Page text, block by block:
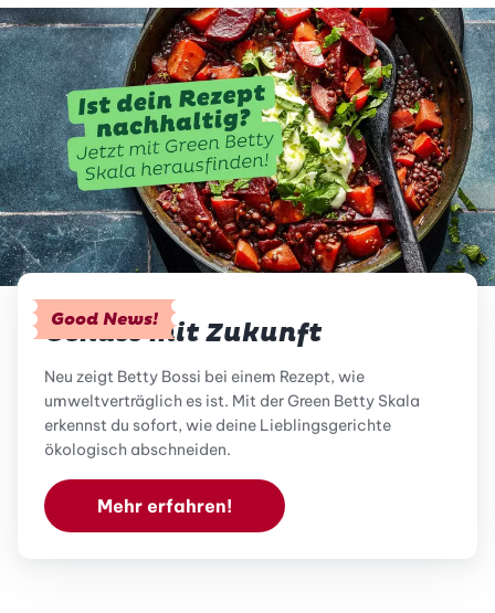
Good News!
Genuss mit Zukunft
Neu zeigt Betty Bossi bei einem Rezept, wie
umweltverträglich es ist. Mit der Green Betty Skala
erkennst du sofort, wie deine Lieblingsgerichte
ökologisch abschneiden.
Mehr erfahren!